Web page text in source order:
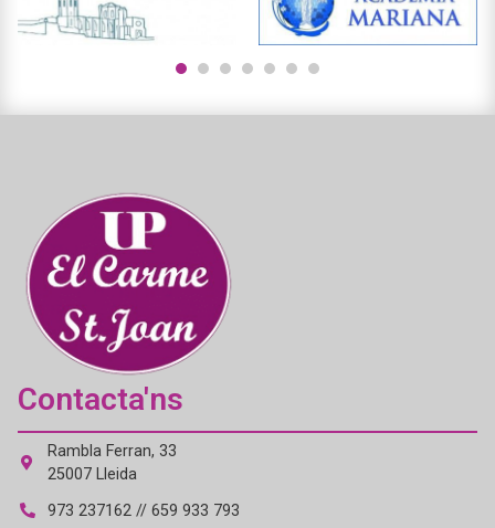
Contacta'ns
Rambla Ferran, 33
25007 Lleida
973 237162 // 659 933 793